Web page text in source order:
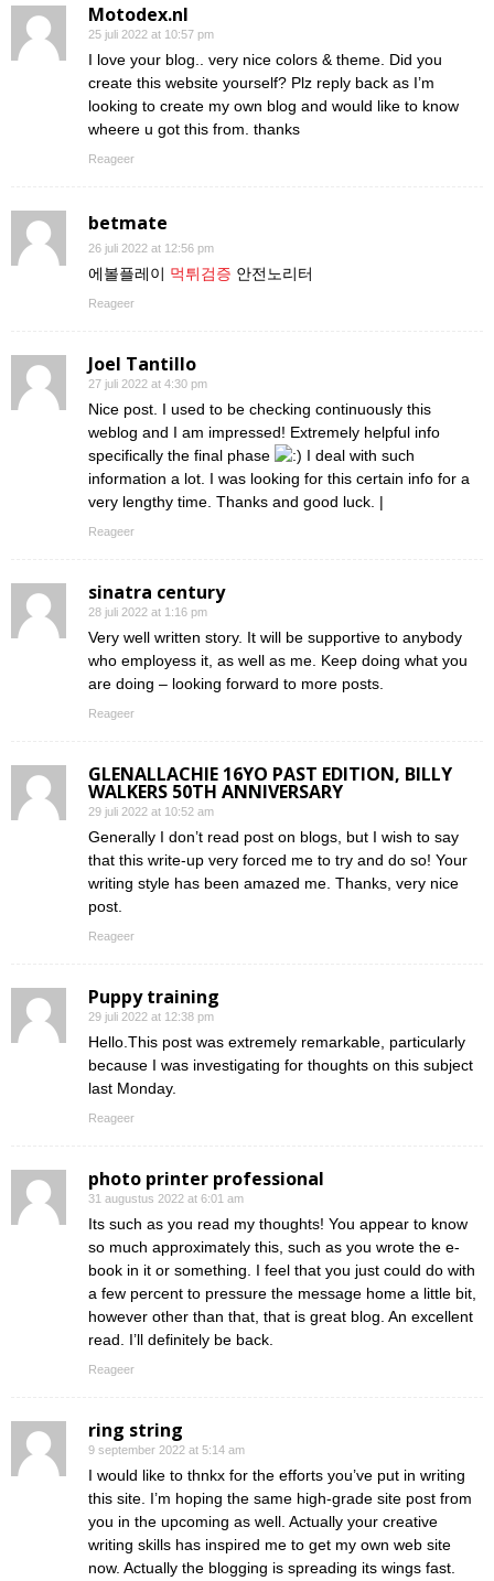
Motodex.nl
25 juli 2022 at 10:57 pm
I love your blog.. very nice colors & theme. Did you
create this website yourself? Plz reply back as I’m
looking to create my own blog and would like to know
wheere u got this from. thanks
Reageer
betmate
26 juli 2022 at 12:56 pm
에볼플레이 먹튀검증 안전노리터
Reageer
Joel Tantillo
27 juli 2022 at 4:30 pm
Nice post. I used to be checking continuously this
weblog and I am impressed! Extremely helpful info
specifically the final phase
I deal with such
information a lot. I was looking for this certain info for a
very lengthy time. Thanks and good luck. |
Reageer
sinatra century
28 juli 2022 at 1:16 pm
Very well written story. It will be supportive to anybody
who employess it, as well as me. Keep doing what you
are doing – looking forward to more posts.
Reageer
GLENALLACHIE 16YO PAST EDITION, BILLY
WALKERS 50TH ANNIVERSARY
29 juli 2022 at 10:52 am
Generally I don’t read post on blogs, but I wish to say
that this write-up very forced me to try and do so! Your
writing style has been amazed me. Thanks, very nice
post.
Reageer
Puppy training
29 juli 2022 at 12:38 pm
Hello.This post was extremely remarkable, particularly
because I was investigating for thoughts on this subject
last Monday.
Reageer
photo printer professional
31 augustus 2022 at 6:01 am
Its such as you read my thoughts! You appear to know
so much approximately this, such as you wrote the e-
book in it or something. I feel that you just could do with
a few percent to pressure the message home a little bit,
however other than that, that is great blog. An excellent
read. I’ll definitely be back.
Reageer
ring string
9 september 2022 at 5:14 am
I would like to thnkx for the efforts you’ve put in writing
this site. I’m hoping the same high-grade site post from
you in the upcoming as well. Actually your creative
writing skills has inspired me to get my own web site
now. Actually the blogging is spreading its wings fast.